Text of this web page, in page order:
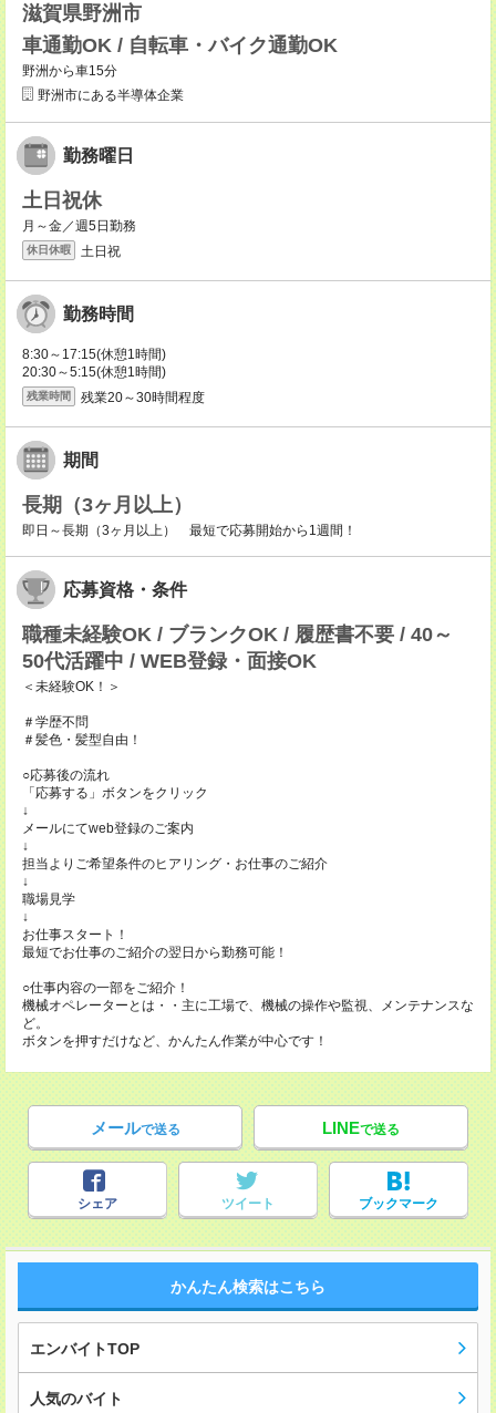
滋賀県野洲市
車通勤OK / 自転車・バイク通勤OK
野洲から車15分
野洲市にある半導体企業
勤務曜日
土日祝休
月～金／週5日勤務
休日休暇 土日祝
勤務時間
8:30～17:15(休憩1時間)
20:30～5:15(休憩1時間)
残業時間 残業20～30時間程度
期間
長期（3ヶ月以上）
即日～長期（3ヶ月以上） 最短で応募開始から1週間！
応募資格・条件
職種未経験OK / ブランクOK / 履歴書不要 / 40～
50代活躍中 / WEB登録・面接OK
＜未経験OK！＞
＃学歴不問
＃髪色・髪型自由！
○応募後の流れ
「応募する」ボタンをクリック
↓
メールにてweb登録のご案内
↓
担当よりご希望条件のヒアリング・お仕事のご紹介
↓
職場見学
↓
お仕事スタート！
最短でお仕事のご紹介の翌日から勤務可能！
○仕事内容の一部をご紹介！
機械オペレーターとは・・主に工場で、機械の操作や監視、メンテナンスな
ど。
ボタンを押すだけなど、かんたん作業が中心です！
メールで送る LINEで送る
シェア ツイート ブックマーク
かんたん検索はこちら
エンバイトTOP
人気のバイト